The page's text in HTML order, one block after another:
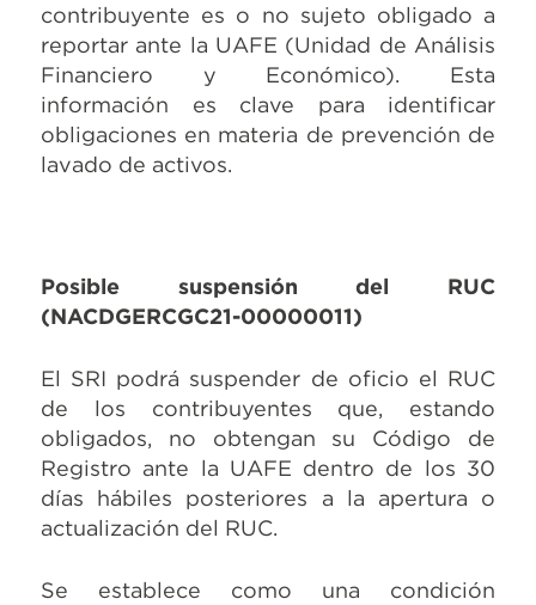
contribuyente es o no sujeto obligado a
reportar ante la UAFE (Unidad de Análisis
Financiero y Económico). Esta
información es clave para identificar
obligaciones en materia de prevención de
lavado de activos.
Posible suspensión del RUC
(NACDGERCGC21-00000011)
El SRI podrá suspender de oficio el RUC
de los contribuyentes que, estando
obligados, no obtengan su Código de
Registro ante la UAFE dentro de los 30
días hábiles posteriores a la apertura o
actualización del RUC.
Se establece como una condición